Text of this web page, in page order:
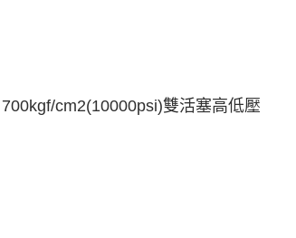
cm2(10000psi)雙活塞高低壓